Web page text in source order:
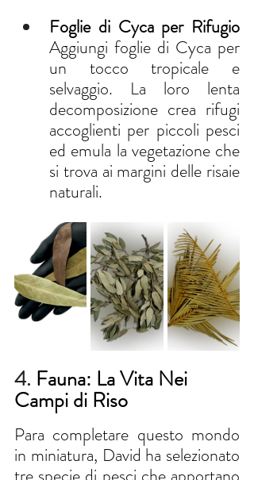
Aggiungi foglie di Cyca per
un tocco tropicale e
selvaggio. La loro lenta
decomposizione crea rifugi
accoglienti per piccoli pesci
ed emula la vegetazione che
si trova ai margini delle risaie
naturali.
4. Fauna: La Vita Nei
Campi di Riso
Para completare questo mondo
in miniatura, David ha selezionato